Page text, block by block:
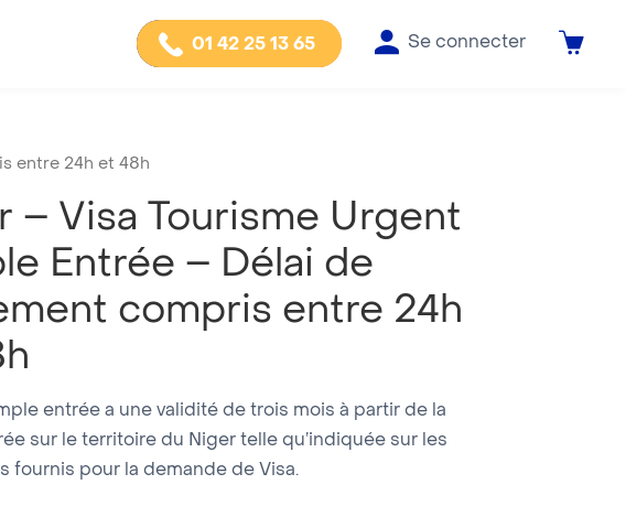
01 42 25 13 65 Se connecter
entre 24h et 48h
– Visa Tourisme Urgent
Entrée – Délai de
compris entre 24h
entrée a une validité de trois mois à partir de la
sur le territoire du Niger telle qu’indiquée sur les
fournis pour la demande de Visa.